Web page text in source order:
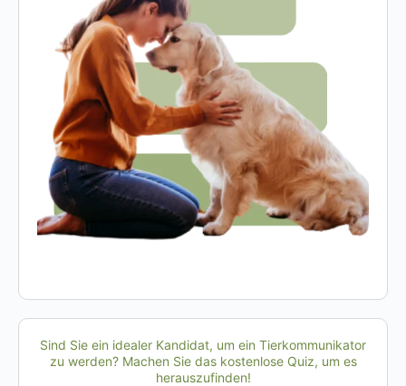
Sind Sie ein idealer Kandidat, um ein Tierkommunikator
zu werden? Machen Sie das kostenlose Quiz, um es
herauszufinden!